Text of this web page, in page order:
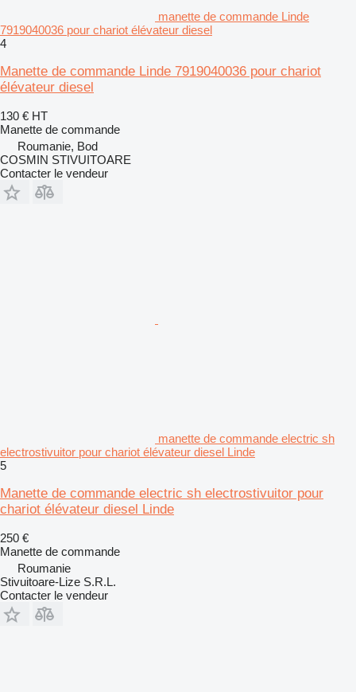
manette de commande Linde
7919040036 pour chariot élévateur diesel
4
Manette de commande Linde 7919040036 pour chariot
élévateur diesel
130 € HT
Manette de commande
Roumanie, Bod
COSMIN STIVUITOARE
Contacter le vendeur
manette de commande electric sh
electrostivuitor pour chariot élévateur diesel Linde
5
Manette de commande electric sh electrostivuitor pour
chariot élévateur diesel Linde
250 €
Manette de commande
Roumanie
Stivuitoare-Lize S.R.L.
Contacter le vendeur